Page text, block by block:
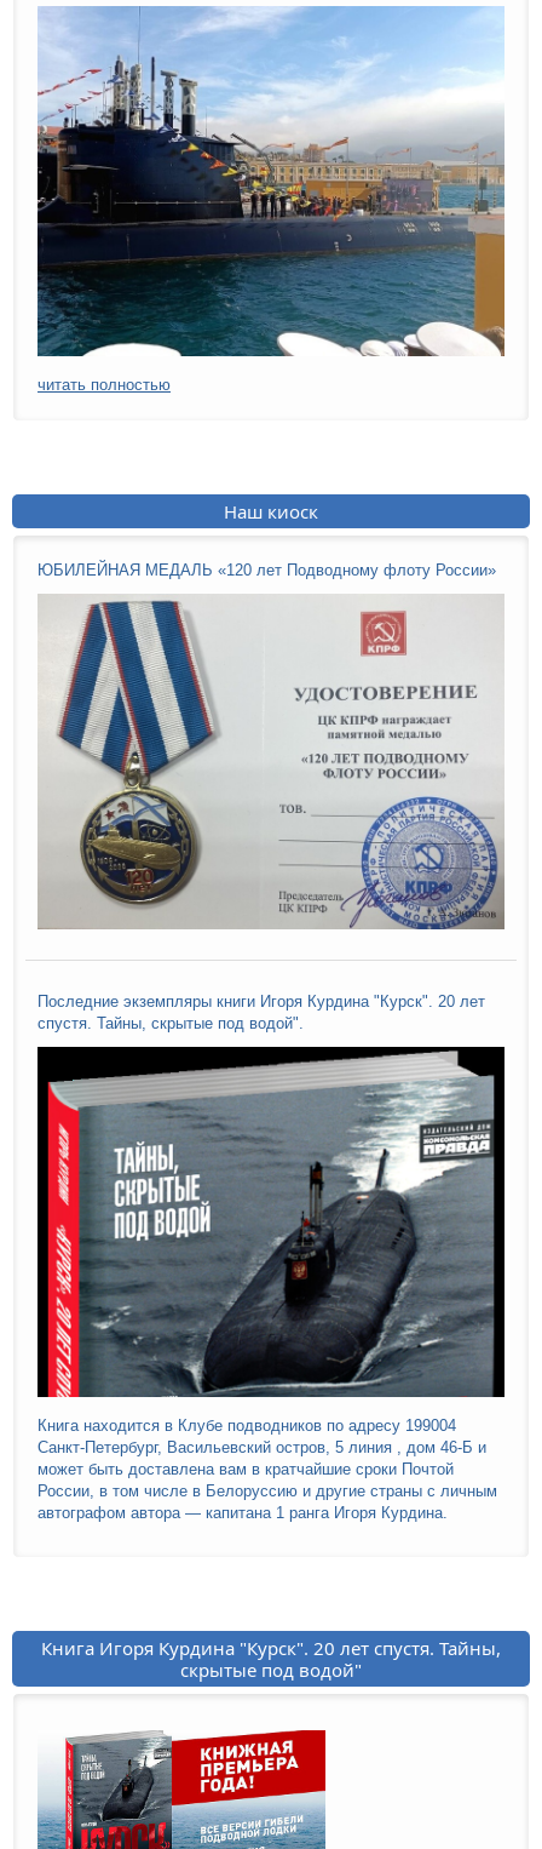
читать полностью
Наш киоск
ЮБИЛЕЙНАЯ МЕДАЛЬ «120 лет Подводному флоту России»
Последние экземпляры книги Игоря Курдина "Курск". 20 лет
спустя. Тайны, скрытые под водой".
Книга находится в Клубе подводников по адресу 199004
Санкт-Петербург, Васильевский остров, 5 линия , дом 46-Б и
может быть доставлена вам в кратчайшие сроки Почтой
России, в том числе в Белоруссию и другие страны с личным
автографом автора — капитана 1 ранга Игоря Курдина.
Книга Игоря Курдина "Курск". 20 лет спустя. Тайны,
скрытые под водой"